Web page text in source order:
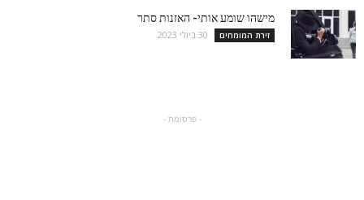
מישהו שומע אותי- האזנות סתר
זירת המומחים 30 ביולי 2023
- פרסומת -